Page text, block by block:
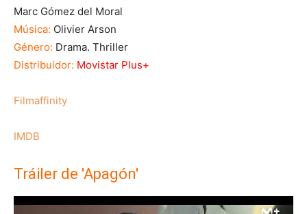
Marc Gómez del Moral
Música: Olivier Arson
Género: Drama. Thriller
Distribuidor: Movistar Plus+
Filmaffinity
IMDB
Tráiler de 'Apagón'